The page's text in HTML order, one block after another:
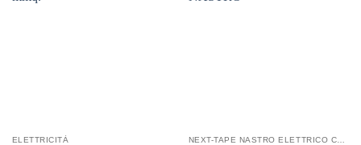
ELETTRICITÀ